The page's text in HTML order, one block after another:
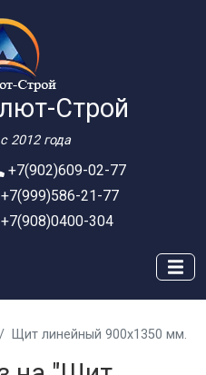
Строй
2012 года
+7(902)609-02-77
21-77
304
Щит линейный 900х1350 мм.